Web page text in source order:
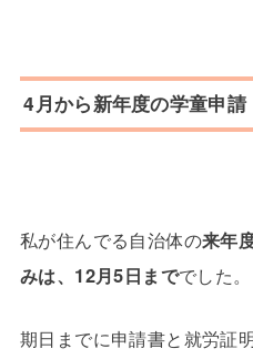
4月から新年度の学童申請
私が住んでる自治体の来年
みは、12月5日まででした。
期日までに申請書と就労証